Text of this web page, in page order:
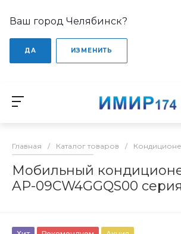
Ваш город Челябинск?
ДА ИЗМЕНИТЬ
Главная / Каталог товаров /
Мобильный
AP-09CW4GGQS00